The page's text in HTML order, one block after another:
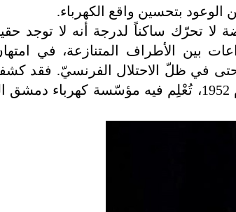
الوعود بتحسين واقع الكهرباء.
لا تحرّك ساكناً لدرجة أنه لا توجد
بين الأطراف المتنازعة، في
في ظلّ الاحتلال الفرنسيّ. فقد
1952، تُعْلِم فيه مؤسّسة كهرباء دمشق